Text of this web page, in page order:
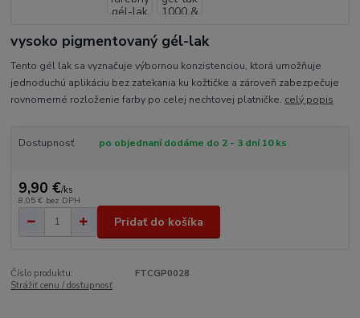
vysoko pigmentovaný gél-lak
Tento gél lak sa vyznačuje výbornou konzistenciou, ktorá umožňuje
jednoduchú aplikáciu bez zatekania ku kožtičke a zároveň zabezpečuje
rovnomerné rozloženie farby po celej nechtovej platničke. celý popis
Dostupnosť po objednaní dodáme do 2 - 3 dní 10 ks
9,90 €/ks
8,05 € bez DPH
Pridať do košíka
Číslo produktu:
FTCGP0028
Strážiť cenu / dostupnosť